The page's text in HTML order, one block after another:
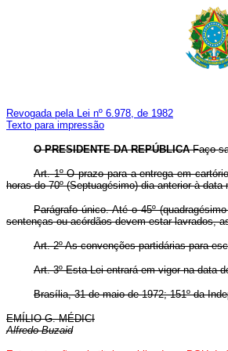
Revogada pela Lei nº 6.978, de 1982
Texto para impressão
O PRESIDENTE DA REPÚBLICAFaço
Art. 1º O prazo para a entrega em
horas do 70º (Septuagésimo) dia anterior à data
Parágrafo único. Até o 45º
sentenças ou acórdãos devem estar lavrados,
Art. 2º As convenções partidárias para
Art. 3º Esta Lei entrará em vigor na data
Brasília, 31 de maio de 1972; 151º da
EMÍLIO G. MÉDICI
Alfredo Buzaid